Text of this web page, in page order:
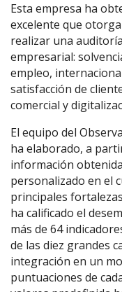
Esta empresa ha
excelente que
realizar una
empresarial:
empleo,
satisfacción de
comercial y
El equipo del
ha elaborado, a
información
personalizado en el
principales
ha calificado el
más de 64
de las diez grandes
integración en un
puntuaciones de